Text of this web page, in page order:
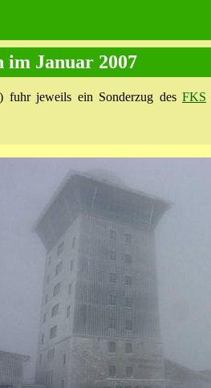
Januar 2007
fuhr jeweils ein Sonderzug des FKS